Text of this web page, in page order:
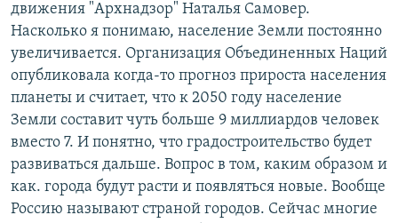
движения "Архнадзор" Наталья Самовер.
Насколько я понимаю, население Земли постоянно
увеличивается. Организация Объединенных Наций
опубликовала когда-то прогноз прироста населения
планеты и считает, что к 2050 году население
Земли составит чуть больше 9 миллиардов человек
вместо 7. И понятно, что градостроительство будет
развиваться дальше. Вопрос в том, каким образом и
как. города будут расти и появляться новые. Вообще
Россию называют страной городов. Сейчас многие